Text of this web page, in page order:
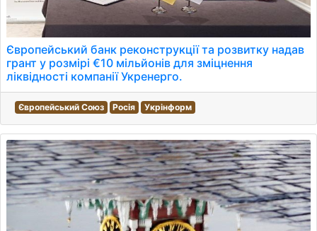
Європейський банк реконструкції та розвитку надав
грант у розмірі €10 мільйонів для зміцнення
ліквідності компанії Укренерго.
Європейський Союз Росія Укрінформ